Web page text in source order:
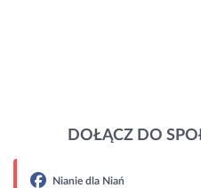
DOŁĄCZ DO
Nianie dla Niań